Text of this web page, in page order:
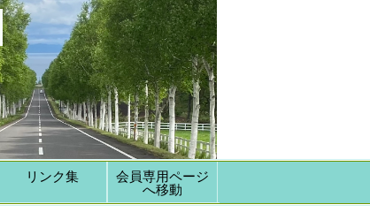
リンク集
会員専用ページ
へ移動